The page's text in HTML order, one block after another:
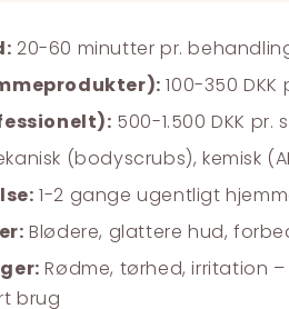
20-60 minutter pr.
100-350
500-1.500 DKK pr.
(bodyscrubs), kemisk
1-2 gange ugentligt
Blødere, glattere hud,
Rødme, tørhed,
brug